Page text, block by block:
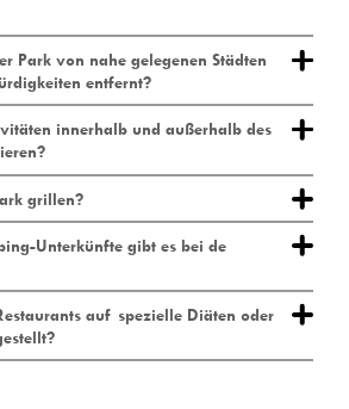
Park von nahe gelegenen Städten
entfernt?
innerhalb und außerhalb des
grillen?
Unterkünfte gibt es bei de
auf spezielle Diäten oder